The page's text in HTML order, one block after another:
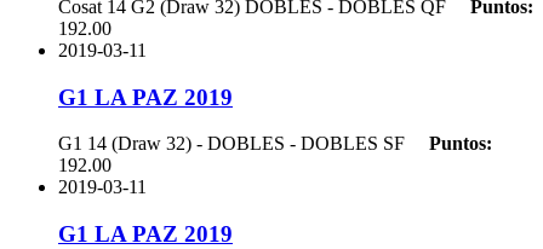
Cosat 14 G2 (Draw 32) DOBLES - DOBLES QF
Puntos:
192.00
2019-03-11
G1 LA PAZ 2019
G1 14 (Draw 32) - DOBLES - DOBLES SF
Puntos:
192.00
2019-03-11
G1 LA PAZ 2019